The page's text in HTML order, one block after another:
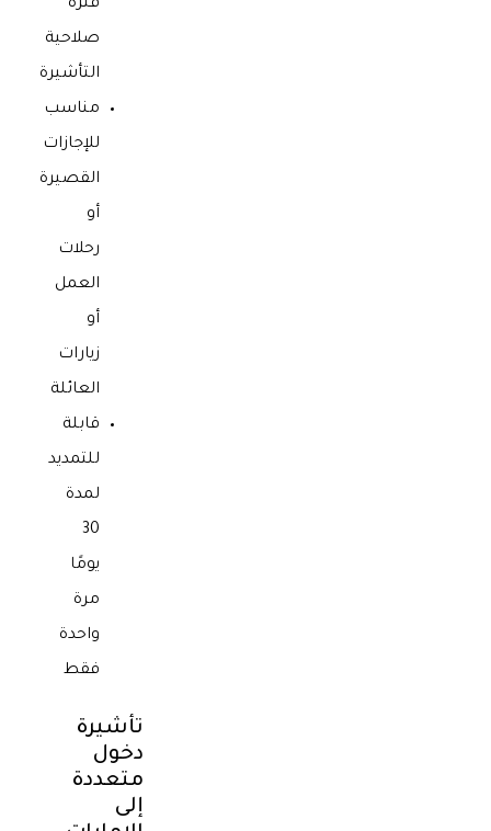
فترة
صلاحية
التأشيرة
مناسب
للإجازات
القصيرة
أو
رحلات
العمل
أو
زيارات
العائلة
قابلة
للتمديد
لمدة
30
يومًا
مرة
واحدة
فقط
تأشيرة
دخول
متعددة
إلى